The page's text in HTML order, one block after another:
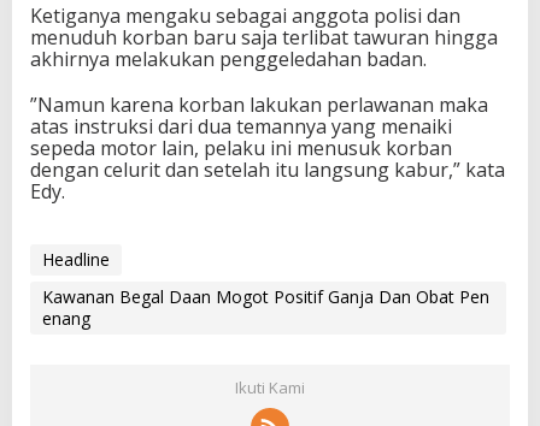
Ketiganya mengaku sebagai anggota polisi dan
‎menuduh korban baru saja terlibat tawuran hingga
akhirnya melakukan penggeledahan badan.
‎”Namun karena korban lakukan perlawanan maka
atas instruksi dari dua temannya yang menaiki
sepeda motor lain, pelaku ini menusuk korban
dengan celurit dan setelah itu langsung kabur,” kata
Edy.
Headline
Kawanan Begal Daan Mogot Positif Ganja Dan Obat Pen
enang
Ikuti Kami